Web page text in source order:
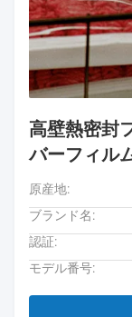
高壁熱密封
バーフィル
原産地:
ブランド名:
認証:
モデル番号: